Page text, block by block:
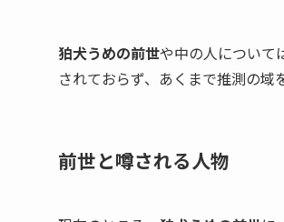
狛犬うめの前世や中の人について
されておらず、あくまで推測の域
前世と噂される人物